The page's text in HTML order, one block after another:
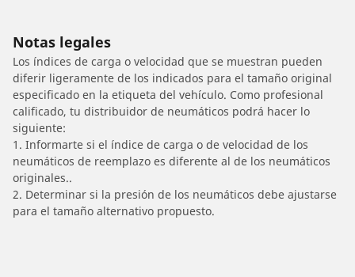
Notas legales
Los índices de carga o velocidad que se muestran pueden
diferir ligeramente de los indicados para el tamaño original
especificado en la etiqueta del vehículo. Como profesional
calificado, tu distribuidor de neumáticos podrá hacer lo
siguiente:
1. Informarte si el índice de carga o de velocidad de los
neumáticos de reemplazo es diferente al de los neumáticos
originales..
2. Determinar si la presión de los neumáticos debe ajustarse
para el tamaño alternativo propuesto.